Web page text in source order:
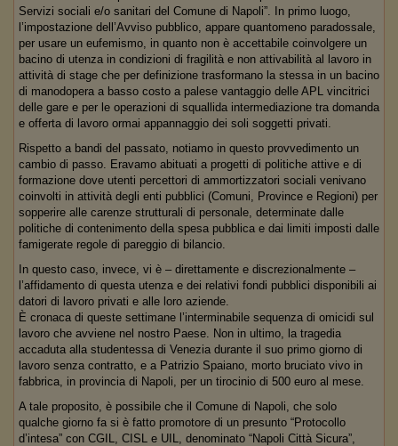
Servizi sociali e/o sanitari del Comune di Napoli”. In primo luogo,
l’impostazione dell’Avviso pubblico, appare quantomeno paradossale,
per usare un eufemismo, in quanto non è accettabile coinvolgere un
bacino di utenza in condizioni di fragilità e non attivabilità al lavoro in
attività di stage che per definizione trasformano la stessa in un bacino
di manodopera a basso costo a palese vantaggio delle APL vincitrici
delle gare e per le operazioni di squallida intermediazione tra domanda
e offerta di lavoro ormai appannaggio dei soli soggetti privati.
Rispetto a bandi del passato, notiamo in questo provvedimento un
cambio di passo. Eravamo abituati a progetti di politiche attive e di
formazione dove utenti percettori di ammortizzatori sociali venivano
coinvolti in attività degli enti pubblici (Comuni, Province e Regioni) per
sopperire alle carenze strutturali di personale, determinate dalle
politiche di contenimento della spesa pubblica e dai limiti imposti dalle
famigerate regole di pareggio di bilancio.
In questo caso, invece, vi è – direttamente e discrezionalmente –
l’affidamento di questa utenza e dei relativi fondi pubblici disponibili ai
datori di lavoro privati e alle loro aziende.
È cronaca di queste settimane l’interminabile sequenza di omicidi sul
lavoro che avviene nel nostro Paese. Non in ultimo, la tragedia
accaduta alla studentessa di Venezia durante il suo primo giorno di
lavoro senza contratto, e a Patrizio Spaiano, morto bruciato vivo in
fabbrica, in provincia di Napoli, per un tirocinio di 500 euro al mese.
A tale proposito, è possibile che il Comune di Napoli, che solo
qualche giorno fa si è fatto promotore di un presunto “Protocollo
d’intesa” con CGIL, CISL e UIL, denominato “Napoli Città Sicura”,